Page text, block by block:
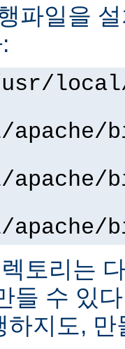
파일을
토리는
들 수 있
하지도,